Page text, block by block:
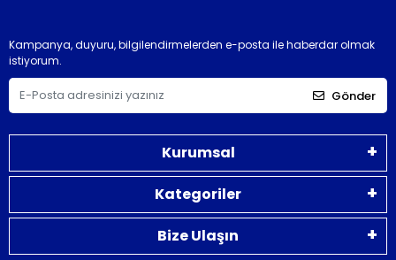
Kampanya, duyuru, bilgilendirmelerden e-posta ile haberdar olmak
istiyorum.
Gönder
Kurumsal
Kategoriler
Bize Ulaşın